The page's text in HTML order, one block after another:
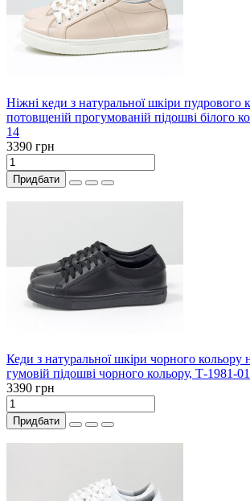
Ніжні кеди з натуральної шкіри пудрового
потовщеній прогумованій підошві білого
14
3390 грн
Придбати
Кеди з натуральної шкіри чорного кольору
гумовій підошві чорного кольору, Т-1981-
3390 грн
Придбати